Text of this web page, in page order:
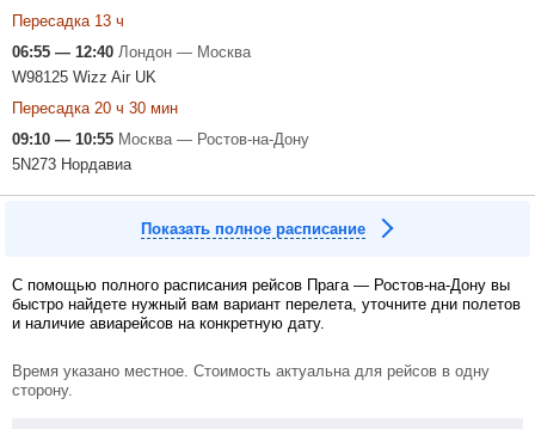
Пересадка 13 ч
06:55 — 12:40 Лондон — Москва
W98125 Wizz Air UK
Пересадка 20 ч 30 мин
09:10 — 10:55 Москва — Ростов-на-Дону
5N273 Нордавиа
Показать полное расписание
С помощью полного расписания рейсов Прага — Ростов-на-Дону вы
быстро найдете нужный вам вариант перелета, уточните дни полетов
и наличие авиарейсов на конкретную дату.
Время указано местное. Стоимость актуальна для рейсов в одну
сторону.